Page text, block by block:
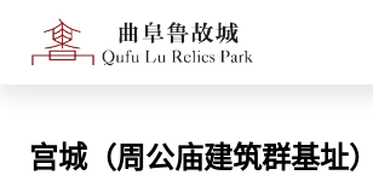
宫城（周公庙建筑群基址